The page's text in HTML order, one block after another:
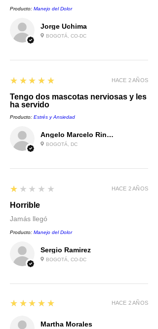
Jorge Uchima
BOGOTÁ, CO-DC
Producto: Manejo del Dolor
Angelo Marcelo Rincón Castro
BOGOTÁ, DC
5
★★★★★
Tengo dos mascotas nerviosas y les
ha servido
Producto: Estrés y Ansiedad
HACE 2 AÑOS
Sergio Ramirez
BOGOTÁ, CO-DC
1
★★★★★
Horrible
Jamás llegó
Producto: Manejo del Dolor
HACE 2 AÑOS
Martha Morales
5
★★★★★ HACE 2 AÑOS